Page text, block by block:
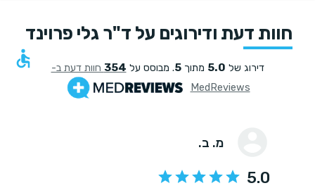
חוות דעת ודירוגים על ד"ר גלי פרוינד
דירוג של 5.0 מתוך5. מבוסס על 354 חוות דעת ב-
MedReviews
מ. ב.
5.0